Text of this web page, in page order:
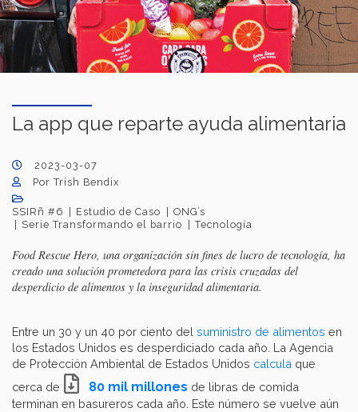
La app que reparte ayuda alimentaria
2023-03-07
Por Trish Bendix
SSIRñ #6 Estudio de Caso
ONG’s
Serie Transformando el barrio
Tecnología
Food Rescue Hero, una organización sin fines de lucro de tecnología, ha
creado una solución prometedora para las crisis cruzadas del
desperdicio de alimentos y la inseguridad alimentaria.
Entre un 30 y un 40 por ciento del suministro de alimentos en
los Estados Unidos es desperdiciado cada año. La Agencia
de Protección Ambiental de Estados Unidos calcula que
cerca de
80 mil millones de libras de comida
terminan en basureros cada año. Este número se vuelve aún